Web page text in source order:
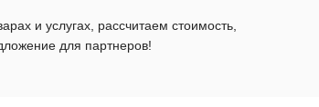
и услугах, рассчитаем стоимость,
для партнеров!